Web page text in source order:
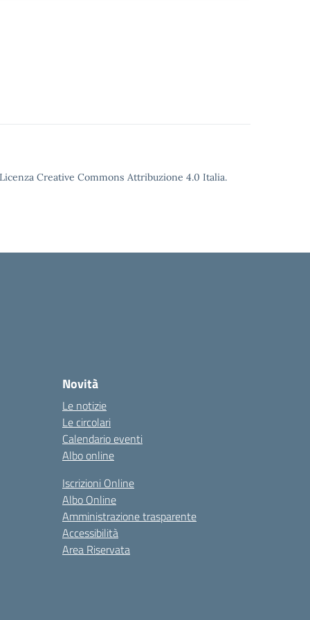
Creative Commons Attribuzione 4.0 Italia.
Novità
Le notizie
Le circolari
Calendario eventi
Albo online
Iscrizioni Online
Albo Online
Amministrazione trasparente
Accessibilità
Area Riservata